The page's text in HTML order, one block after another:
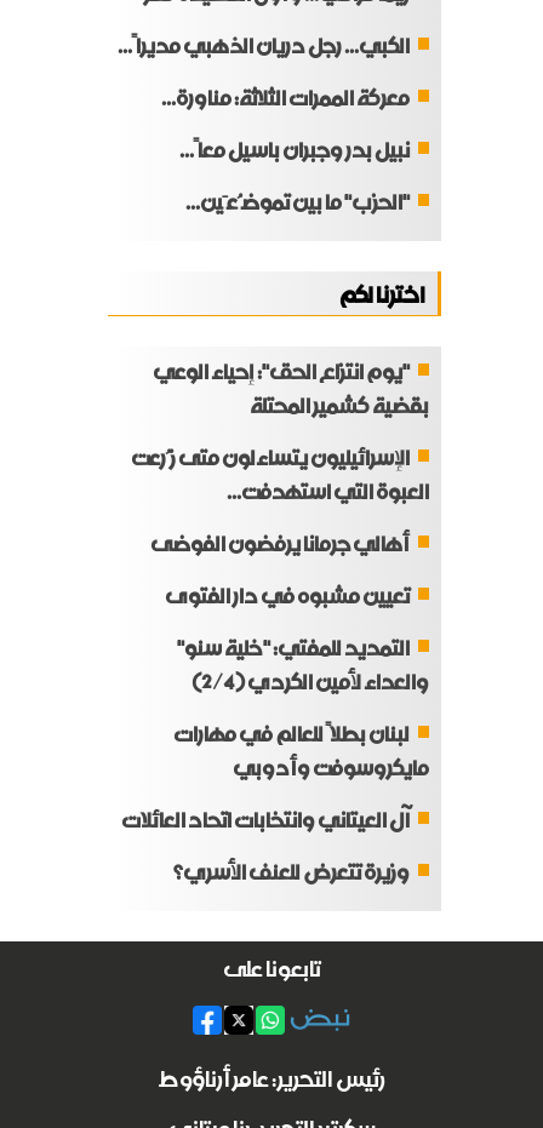
الكبي... رجل دريان الذهبي مديراً...
معركة الممرات الثلاثة: مناورة...
نبيل بدر وجبران باسيل معاً...
"الحزب" ما بين تموضُعَين...
اخترنا لكم
"يوم انتزاع الحق": إحياء الوعي
بقضية كشمير المحتلة
الإسرائيليون يتساءلون متى زُرعت
العبوة التي استهدفت...
أهالي جرمانا يرفضون الفوضى
تعيين مشبوه في دار الفتوى
التمديد للمفتي: "خلية سنو"
والعداء لأمين الكردي (2/4)
لبنان بطلاً للعالم في مهارات
مايكروسوفت وأدوبي
آل العيتاني وانتخابات اتحاد العائلات
وزيرة تتعرض للعنف الأسري؟
تابعونا على
رئيس التحرير: عامر أرناؤوط